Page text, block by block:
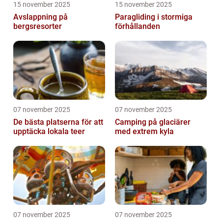
15 november 2025
Avslappning på
bergsresorter
15 november 2025
Paragliding i stormiga
förhållanden
07 november 2025
De bästa platserna för att
upptäcka lokala teer
07 november 2025
Camping på glaciärer
med extrem kyla
07 november 2025 07 november 2025